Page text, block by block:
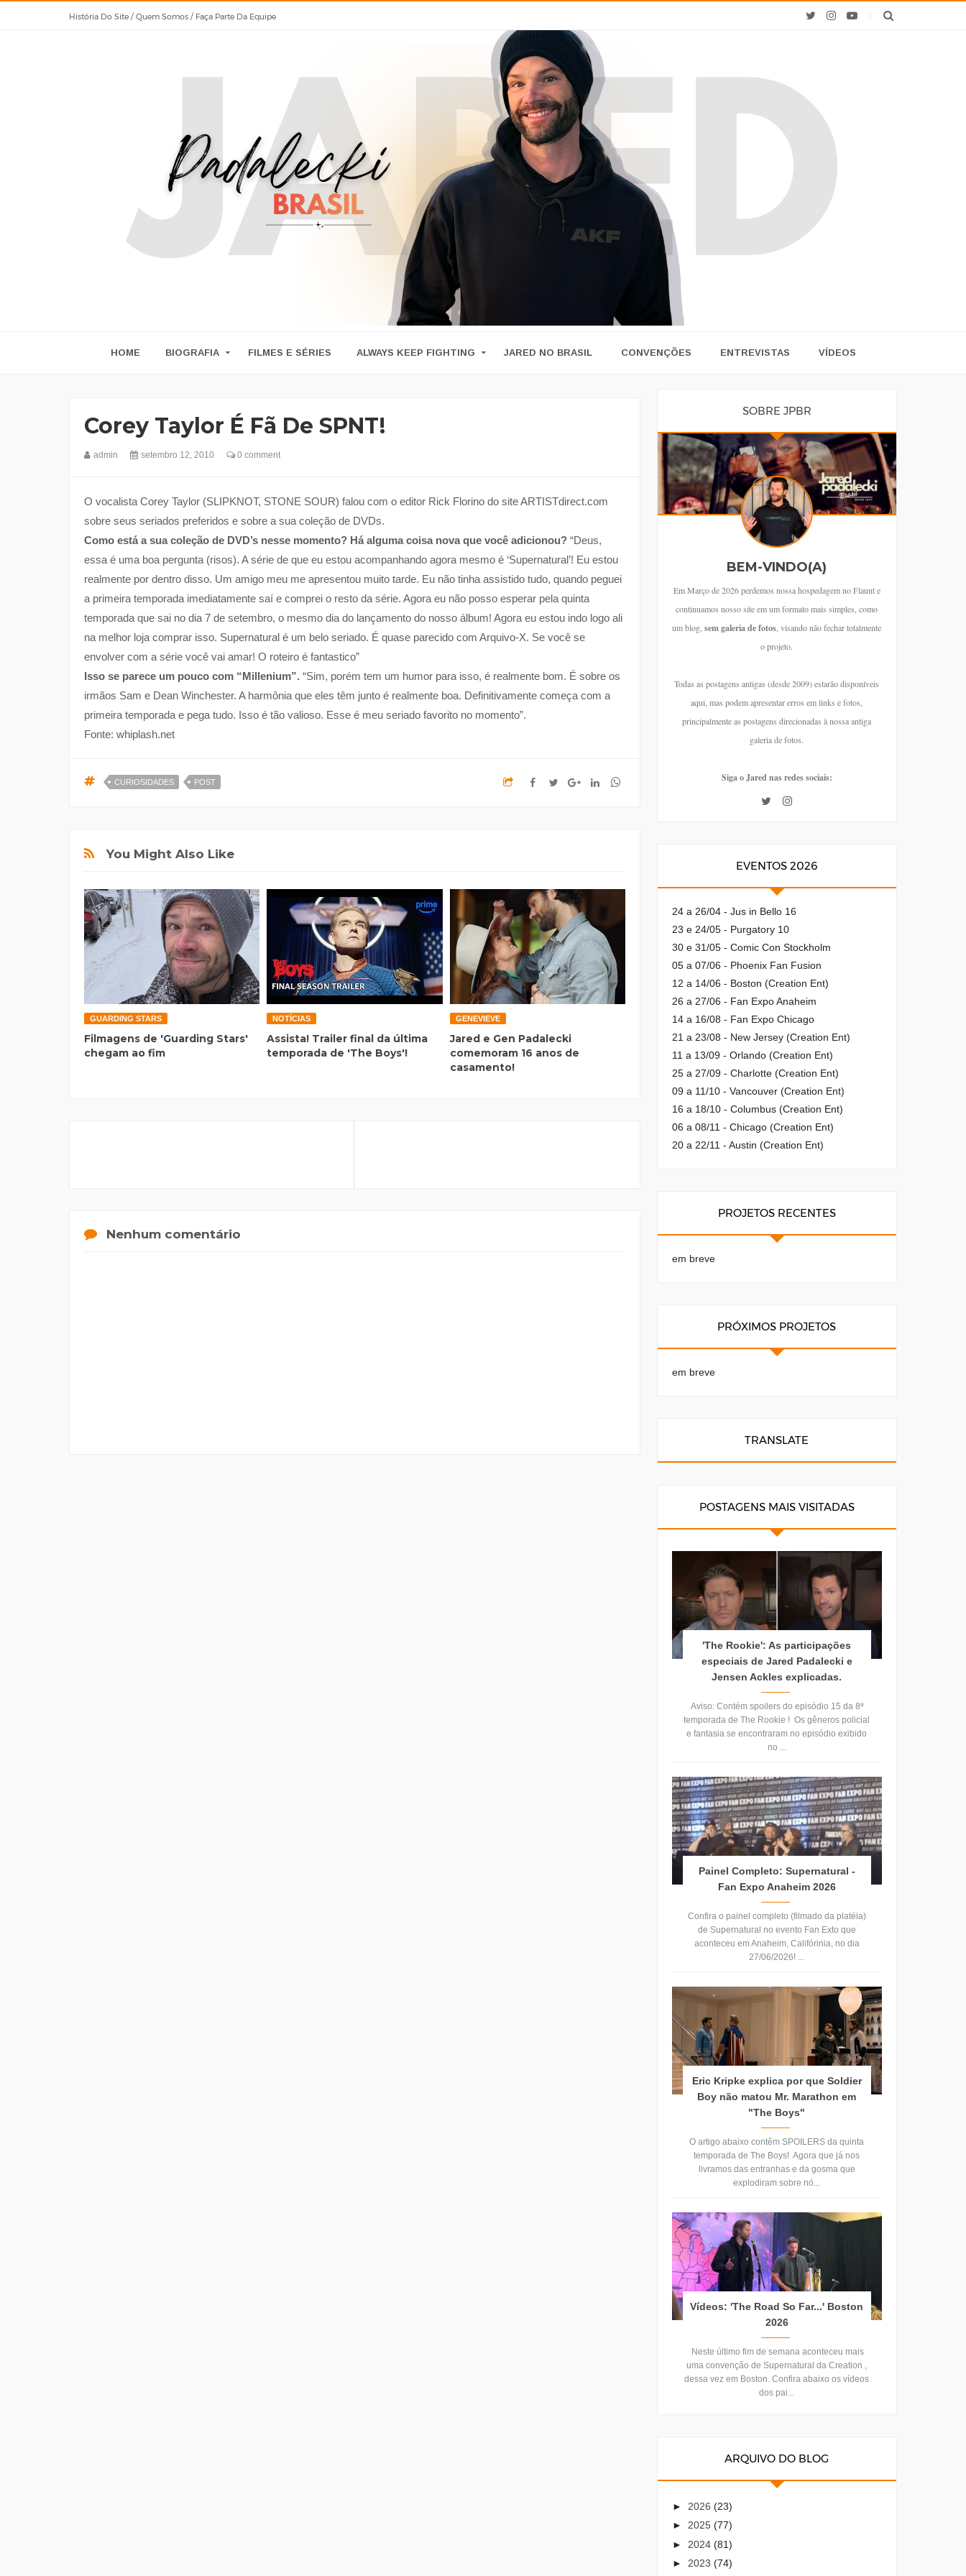
História Do Site / Quem Somos / Faça Parte Da Equipe
HOME BIOGRAFIA FILMES E SÉRIES ALWAYS KEEP FIGHTING JARED NO BRASIL CONVENÇÕES ENTREVISTAS VÍDEOS
Corey Taylor É Fã De SPNT!
admin setembro 12, 2010 0 comment
O vocalista Corey Taylor (SLIPKNOT, STONE SOUR) falou com o editor Rick Florino do site ARTISTdirect.com
sobre seus seriados preferidos e sobre a sua coleção de DVDs.
Como está a sua coleção de DVD’s nesse momento? Há alguma coisa nova que você adicionou? “Deus,
essa é uma boa pergunta (risos). A série de que eu estou acompanhando agora mesmo é ‘Supernatural’! Eu estou
realmente por dentro disso. Um amigo meu me apresentou muito tarde. Eu não tinha assistido tudo, quando peguei
a primeira temporada imediatamente saí e comprei o resto da série. Agora eu não posso esperar pela quinta
temporada que sai no dia 7 de setembro, o mesmo dia do lançamento do nosso álbum! Agora eu estou indo logo ali
na melhor loja comprar isso. Supernatural é um belo seriado. É quase parecido com Arquivo-X. Se você se
envolver com a série você vai amar! O roteiro é fantastico”
Isso se parece um pouco com “Millenium”. “Sim, porém tem um humor para isso, é realmente bom. É sobre os
irmãos Sam e Dean Winchester. A harmônia que eles têm junto é realmente boa. Definitivamente começa com a
primeira temporada e pega tudo. Isso é tão valioso. Esse é meu seriado favorito no momento”.
Fonte: whiplash.net
CURIOSIDADES POST
You Might Also Like
GUARDING STARS
Filmagens de 'Guarding Stars'
chegam ao fim
NOTÍCIAS
Assista! Trailer final da última
temporada de 'The Boys'!
GENEVIEVE
Jared e Gen Padalecki
comemoram 16 anos de
casamento!
Nenhum comentário
SOBRE JPBR
BEM-VINDO(A)
Em Março de 2026 perdemos nossa hospedagem no Flaunt e
continuamos nosso site em um formato mais simples, como
um blog,sem galeria de fotos, visando não fechar totalmente
o projeto.
Todas as postagens antigas (desde 2009) estarão disponíveis
aqui, mas podem apresentar erros em links e fotos,
principalmente as postagens direcionadas à nossa antiga
galeria de fotos.
Siga o Jared nas redes sociais:
EVENTOS 2026
24 a 26/04 - Jus in Bello 16
23 e 24/05 - Purgatory 10
30 e 31/05 - Comic Con Stockholm
05 a 07/06 - Phoenix Fan Fusion
12 a 14/06 - Boston (Creation Ent)
26 a 27/06 - Fan Expo Anaheim
14 a 16/08 - Fan Expo Chicago
21 a 23/08 - New Jersey (Creation Ent)
11 a 13/09 - Orlando (Creation Ent)
25 a 27/09 - Charlotte (Creation Ent)
09 a 11/10 - Vancouver (Creation Ent)
16 a 18/10 - Columbus (Creation Ent)
06 a 08/11 - Chicago (Creation Ent)
20 a 22/11 - Austin (Creation Ent)
PROJETOS RECENTES
em breve
PRÓXIMOS PROJETOS
em breve
TRANSLATE
POSTAGENS MAIS VISITADAS
'The Rookie': As participações
especiais de Jared Padalecki e
Jensen Ackles explicadas.
Aviso: Contém spoilers do episódio 15 da 8ª
temporada de The Rookie ! Os gêneros policial
e fantasia se encontraram no episódio exibido
no ...
Painel Completo: Supernatural -
Fan Expo Anaheim 2026
Confira o painel completo (filmado da platéia)
de Supernatural no evento Fan Exto que
aconteceu em Anaheim, Califórinia, no dia
27/06/2026! ...
Eric Kripke explica por que Soldier
Boy não matou Mr. Marathon em
"The Boys"
O artigo abaixo contêm SPOILERS da quinta
temporada de The Boys! Agora que já nos
livramos das entranhas e da gosma que
explodiram sobre nó...
Vídeos: 'The Road So Far...' Boston
2026
Neste último fim de semana aconteceu mais
uma convenção de Supernatural da Creation ,
dessa vez em Boston. Confira abaixo os vídeos
dos pai...
ARQUIVO DO BLOG
► 2026 (23)
► 2025 (77)
► 2024 (81)
► 2023 (74)